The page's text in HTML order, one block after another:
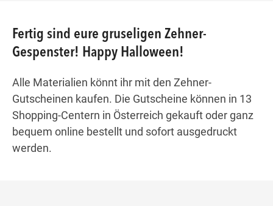
Fertig sind eure gruseligen Zehner-
Gespenster! Happy Halloween!
Alle Materialien könnt ihr mit den Zehner-
Gutscheinen kaufen. Die Gutscheine können in 13
Shopping-Centern in Österreich gekauft oder ganz
bequem online bestellt und sofort ausgedruckt
werden.